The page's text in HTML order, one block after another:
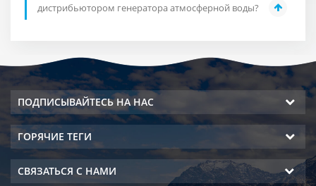
дистрибьютором генератора атмосферной воды?
ПОДПИСЫВАЙТЕСЬ НА НАС
ГОРЯЧИЕ ТЕГИ
СВЯЗАТЬСЯ С НАМИ